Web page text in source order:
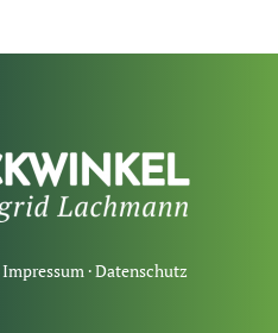
Impressum·Datenschutz